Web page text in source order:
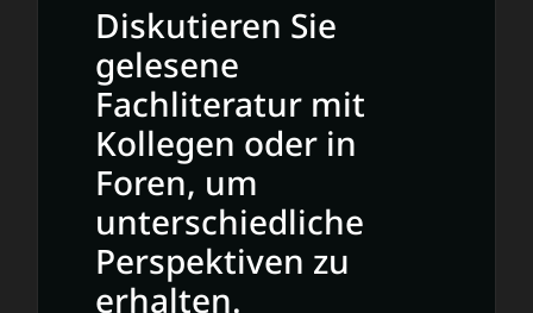
Diskutieren Sie
gelesene
Fachliteratur mit
Kollegen oder in
Foren, um
unterschiedliche
Perspektiven zu
erhalten.